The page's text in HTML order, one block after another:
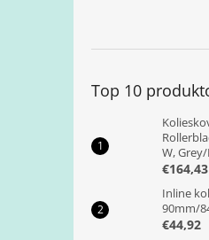
Top 10
W,
€164,43
Inline
90mm/
€44,92